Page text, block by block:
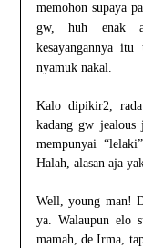
memohon supaya
gw, huh enak
kesayangannya
nyamuk nakal.
Kalo dipikir2,
kadang gw
mempunyai
Halah, alasan aja
Well, young man!
ya. Walaupun elo
mamah, de Irma,